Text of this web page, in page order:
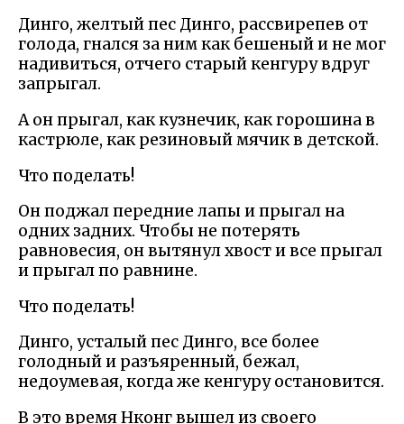
Динго, желтый пес Динго, рассвирепев от
голода, гнался за ним как бешеный и не мог
надивиться, отчего старый кенгуру вдруг
запрыгал.
А он прыгал, как кузнечик, как горошина в
кастрюле, как резиновый мячик в детской.
Что поделать!
Он поджал передние лапы и прыгал на
одних задних. Чтобы не потерять
равновесия, он вытянул хвост и все прыгал
и прыгал по равнине.
Что поделать!
Динго, усталый пес Динго, все более
голодный и разъяренный, бежал,
недоумевая, когда же кенгуру остановится.
В это время Нконг вышел из своего